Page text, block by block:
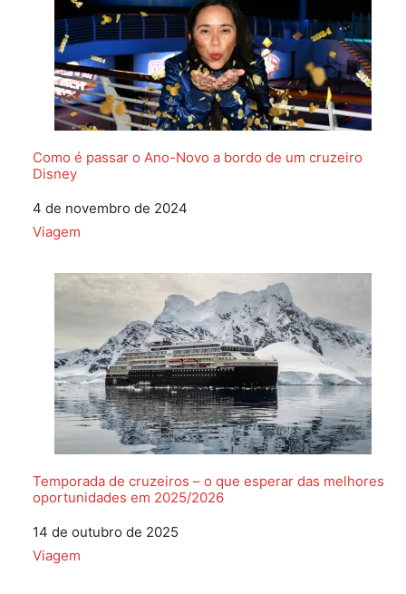
Como é passar o Ano-Novo a bordo de um cruzeiro
Disney
Data
4 de novembro de 2024
Em relação a
Viagem
Temporada de cruzeiros – o que esperar das melhores
oportunidades em 2025/2026
Data
14 de outubro de 2025
Em relação a
Viagem